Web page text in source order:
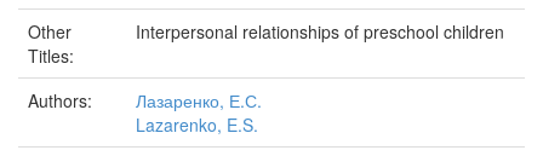
Other
Titles:
Interpersonal relationships of preschool children
Authors:
Лазаренко, Е.С.
Lazarenko, E.S.